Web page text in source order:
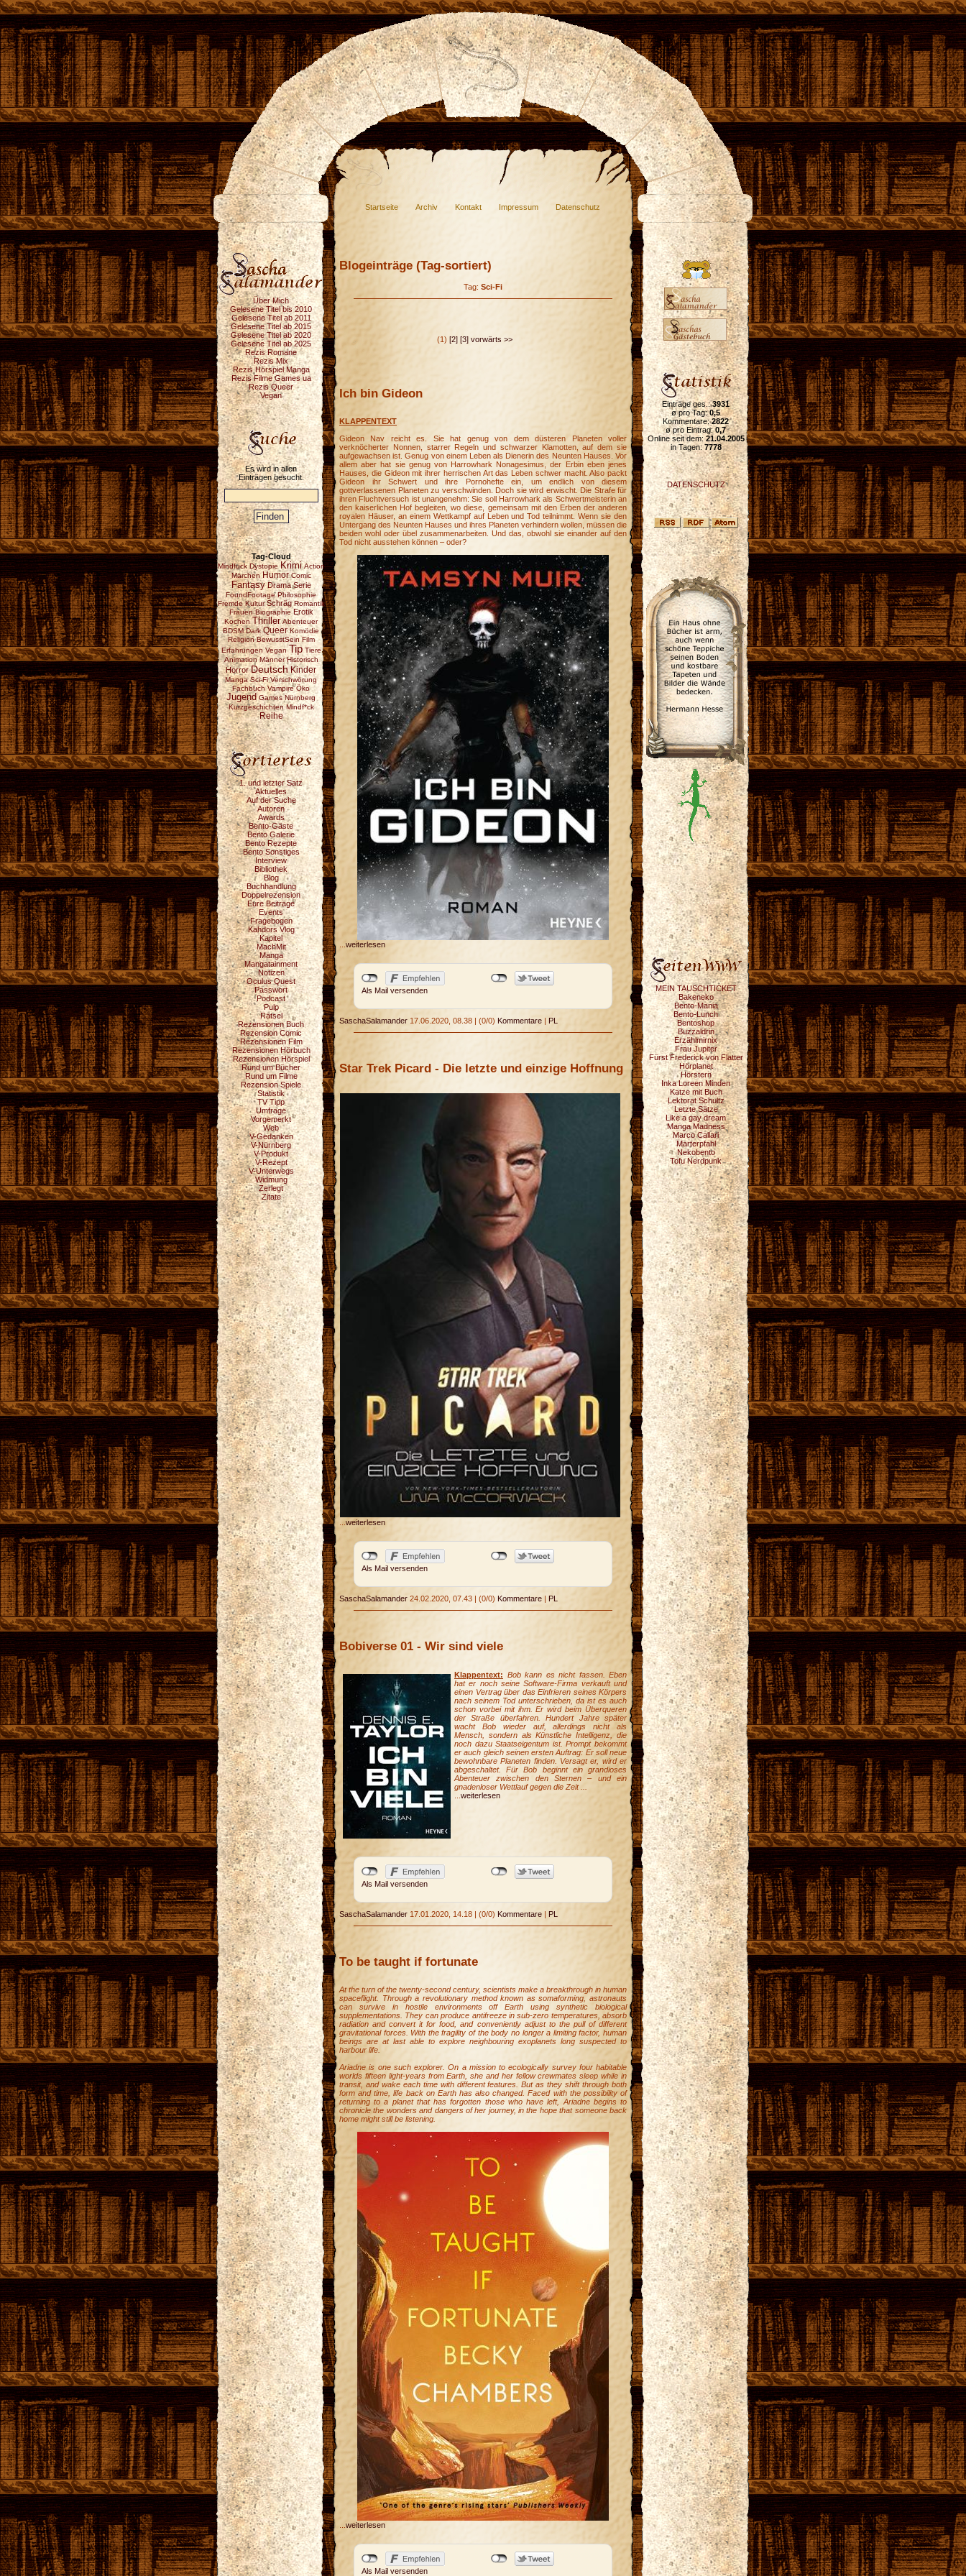
Startseite Archiv Kontakt Impressum Datenschutz
Über Mich
Gelesene Titel bis 2010
Gelesene Titel ab 2011
Gelesene Titel ab 2015
Gelesene Titel ab 2020
Gelesene Titel ab 2025
Rezis Romane
Rezis Mix
Rezis Hörspiel Manga
Rezis Filme Games ua
Rezis Queer
Vegan
Es wird in allen
Einträgen gesucht.
Tag-Cloud
Mindfuck Dystopie Krimi Action
Märchen Humor Comic
Fantasy Drama Serie
FoundFootage Philosophie
Fremde Kultur Schräg Romantik
Frauen Biographie Erotik
Kochen Thriller Abenteuer
BDSM Dark Queer Komödie
Religion BewusstSein Film
Erfahrungen Vegan Tip Tiere
Animation Männer Historisch
Horror Deutsch Kinder
Manga Sci-Fi Verschwörung
Fachbuch Vampire Öko
Jugend Games Nürnberg
Kurzgeschichten Mindf*ck
Reihe
1. und letzter Satz
Aktuelles
Auf der Suche
Autoren
Awards
Bento-Gäste
Bento Galerie
Bento Rezepte
Bento Sonstiges
Interview
Bibliothek
Blog
Buchhandlung
Doppelrezension
Eure Beiträge
Events
Fragebogen
Kahdors Vlog
Kapitel
MachMit
Manga
Mangatainment
Notizen
Oculus Quest
Passwort
Podcast
Pulp
Rätsel
Rezensionen Buch
Rezension Comic
Rezensionen Film
Rezensionen Hörbuch
Rezensionen Hörspiel
Rund um Bücher
Rund um Filme
Rezension Spiele
Statistik
TV Tipp
Umfrage
Vorgemerkt
Web
V-Gedanken
V-Nürnberg
V-Produkt
V-Rezept
V-Unterwegs
Widmung
Zerlegt
Zitate
Blogeinträge (Tag-sortiert)
Tag: Sci-Fi
(1) [2] [3] vorwärts >>
Ich bin Gideon
KLAPPENTEXT
Gideon Nav reicht es. Sie hat genug von dem düsteren Planeten voller
verknöcherter Nonnen, starrer Regeln und schwarzer Klamotten, auf dem sie
aufgewachsen ist. Genug von einem Leben als Dienerin des Neunten Hauses. Vor
allem aber hat sie genug von Harrowhark Nonagesimus, der Erbin eben jenes
Hauses, die Gideon mit ihrer herrischen Art das Leben schwer macht. Also packt
Gideon ihr Schwert und ihre Pornohefte ein, um endlich von diesem
gottverlassenen Planeten zu verschwinden. Doch sie wird erwischt. Die Strafe für
ihren Fluchtversuch ist unangenehm: Sie soll Harrowhark als Schwertmeisterin an
den kaiserlichen Hof begleiten, wo diese, gemeinsam mit den Erben der anderen
royalen Häuser, an einem Wettkampf auf Leben und Tod teilnimmt. Wenn sie den
Untergang des Neunten Hauses und ihres Planeten verhindern wollen, müssen die
beiden wohl oder übel zusammenarbeiten. Und das, obwohl sie einander auf den
Tod nicht ausstehen können – oder?
weiterlesen
Als Mail versenden
SaschaSalamander 17.06.2020, 08.38 (0/0) Kommentare PL
Star Trek Picard - Die letzte und einzige Hoffnung
weiterlesen
Als Mail versenden
SaschaSalamander 24.02.2020, 07.43 | (0/0) Kommentare | PL
Bobiverse 01 - Wir sind viele
Klappentext: Bob kann es nicht fassen. Eben
hat er noch seine Software-Firma verkauft und
einen Vertrag über das Einfrieren seines Körpers
nach seinem Tod unterschrieben, da ist es auch
schon vorbei mit ihm. Er wird beim Überqueren
der Straße überfahren. Hundert Jahre später
wacht Bob wieder auf, allerdings nicht als
Mensch, sondern als Künstliche Intelligenz, die
noch dazu Staatseigentum ist. Prompt bekommt
er auch gleich seinen ersten Auftrag: Er soll neue
bewohnbare Planeten finden. Versagt er, wird er
abgeschaltet. Für Bob beginnt ein grandioses
Abenteuer zwischen den Sternen – und ein
gnadenloser Wettlauf gegen die Zeit ...
weiterlesen
Als Mail versenden
SaschaSalamander 17.01.2020, 14.18 | (0/0) Kommentare | PL
To be taught if fortunate
At the turn of the twenty-second century, scientists make a breakthrough in human
spaceflight. Through a revolutionary method known as somaforming, astronauts
can survive in hostile environments off Earth using synthetic biological
supplementations. They can produce antifreeze in sub-zero temperatures, absorb
radiation and convert it for food, and conveniently adjust to the pull of different
gravitational forces. With the fragility of the body no longer a limiting factor, human
beings are at last able to explore neighbouring exoplanets long suspected to
harbour life.
Ariadne is one such explorer. On a mission to ecologically survey four habitable
worlds fifteen light-years from Earth, she and her fellow crewmates sleep while in
transit, and wake each time with different features. But as they shift through both
form and time, life back on Earth has also changed. Faced with the possibility of
returning to a planet that has forgotten those who have left, Ariadne begins to
chronicle the wonders and dangers of her journey, in the hope that someone back
home might still be listening.
...weiterlesen
Als Mail versenden
Einträge ges.:3931
ø pro Tag:0,5
Kommentare:2822
ø pro Eintrag:0,7
Online seit dem:21.04.2005
in Tagen:7778
DATENSCHUTZ
MEIN TAUSCHTICKET
Bakeneko
Bento-Mania
Bento-Lunch
Bentoshop
Buzzaldrin
Erzählmirnix
Frau Jupiter
Fürst Frederick von Flatter
Hörplanet
Hörstern
Inka Loreen Minden
Katze mit Buch
Lektorat Schultz
Letzte Sätze
Like a gay dream
Manga Madness
Marco Callari
Marterpfahl
Nekobento
Tofu Nerdpunk